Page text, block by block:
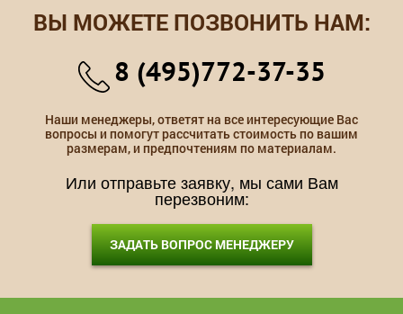
ВЫ МОЖЕТЕ ПОЗВОНИТЬ НАМ:
8 (495)772-37-35
Наши менеджеры, ответят на все интересующие Вас
вопросы и помогут рассчитать стоимость по вашим
размерам, и предпочтениям по материалам.
Или отправьте заявку, мы сами Вам
перезвоним:
ЗАДАТЬ ВОПРОС МЕНЕДЖЕРУ